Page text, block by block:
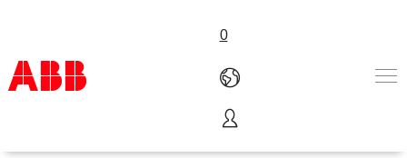
0
Produits & Services
Coupleur - Korifit